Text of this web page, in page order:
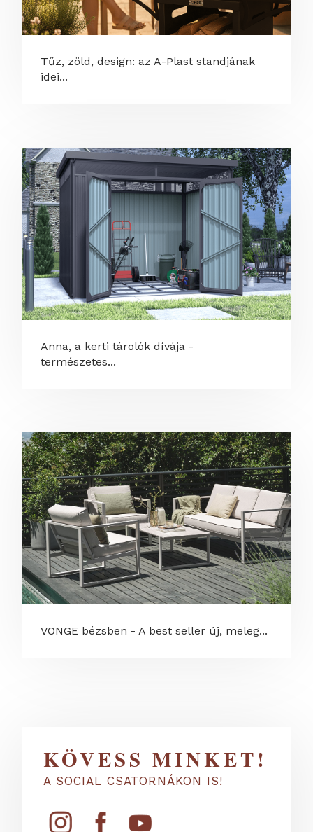
Tűz, zöld, design: az A-Plast standjának
idei...
Anna, a kerti tárolók dívája -
természetes...
VONGE bézsben - A best seller új, meleg...
KÖVESS MINKET!
A SOCIAL CSATORNÁKON IS!